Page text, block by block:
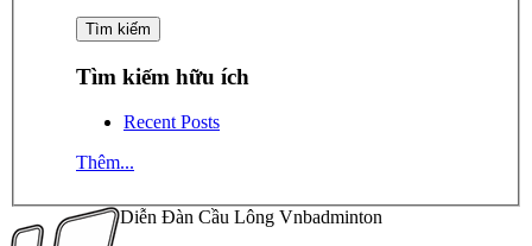
Tìm kiếm hữu ích
Recent Posts
Thêm...
Diễn Đàn Cầu Lông Vnbadminton